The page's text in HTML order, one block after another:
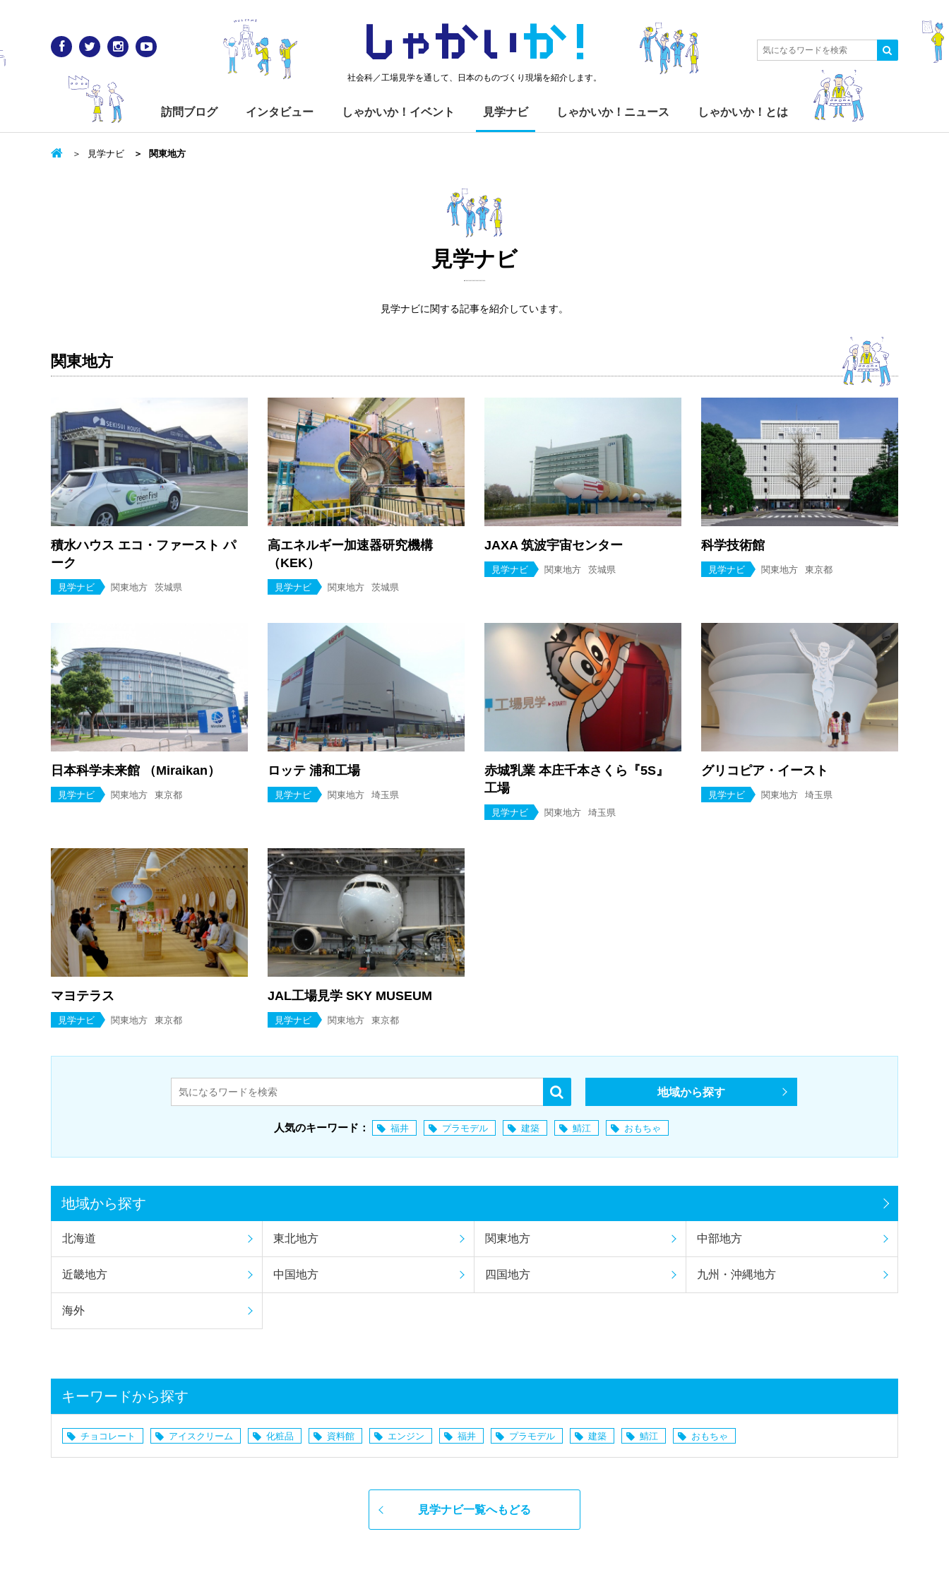
しゃかいか！
社会科／工場見学を通して、日本のものづくり現場を紹介します。
訪問ブログ インタビュー しゃかいか！イベント 見学ナビ しゃかいか！ニュース しゃかいか！とは
見学ナビ 関東地方
見学ナビ
見学ナビに関する記事を紹介しています。
関東地方
積水ハウス エコ・ファースト パ
ーク
見学ナビ 関東地方 茨城県
高エネルギー加速器研究機構
（KEK）
見学ナビ 関東地方 茨城県
JAXA 筑波宇宙センター
見学ナビ 関東地方 茨城県
科学技術館
見学ナビ 関東地方 東京都
日本科学未来館 （Miraikan）
見学ナビ 関東地方 東京都
ロッテ 浦和工場
見学ナビ 関東地方 埼玉県
赤城乳業 本庄千本さくら『5S』
工場
見学ナビ 関東地方 埼玉県
グリコピア・イースト
見学ナビ 関東地方 埼玉県
マヨテラス
見学ナビ 関東地方 東京都
JAL工場見学 SKY MUSEUM
見学ナビ 関東地方 東京都
地域から探す
人気のキーワード： 福井 プラモデル 建築 鯖江 おもちゃ
地域から探す
北海道 東北地方 関東地方 中部地方
近畿地方 中国地方 四国地方 九州・沖縄地方
海外
キーワードから探す
チョコレート アイスクリーム 化粧品 資料館 エンジン 福井 プラモデル 建築 鯖江 おもちゃ
見学ナビ一覧へもどる